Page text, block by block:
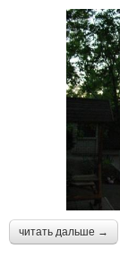
читать дальше →